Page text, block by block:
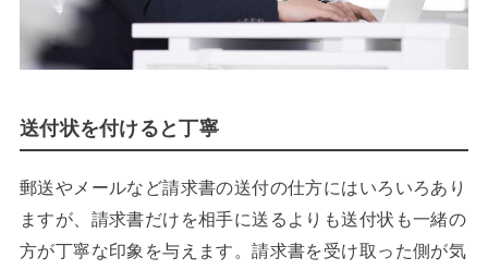
送付状を付けると丁寧
郵送やメールなど請求書の送付の仕方にはいろいろあり
ますが、請求書だけを相手に送るよりも送付状も一緒の
方が丁寧な印象を与えます。請求書を受け取った側が気